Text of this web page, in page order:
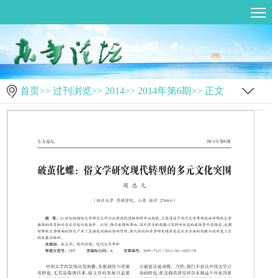
首页>> 过刊浏览>> 2014>> 2014年第6期>> 正文